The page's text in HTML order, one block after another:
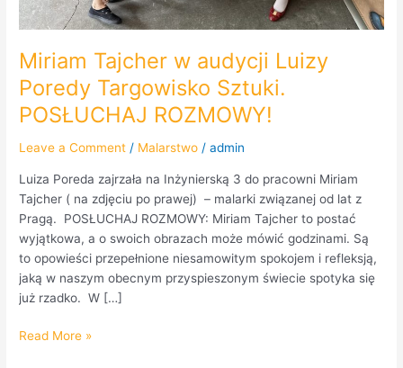
Miriam Tajcher w audycji Luizy
Poredy Targowisko Sztuki.
POSŁUCHAJ ROZMOWY!
Leave a Comment / Malarstwo /admin
Luiza Poreda zajrzała na Inżynierską 3 do pracowni Miriam
Tajcher ( na zdjęciu po prawej) – malarki związanej od lat z
Pragą. POSŁUCHAJ ROZMOWY: Miriam Tajcher to postać
wyjątkowa, a o swoich obrazach może mówić godzinami. Są
to opowieści przepełnione niesamowitym spokojem i refleksją,
jaką w naszym obecnym przyspieszonym świecie spotyka się
już rzadko. W […]
Read More »